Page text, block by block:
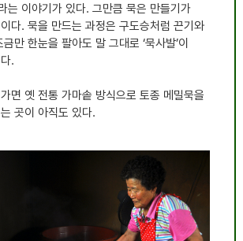
는 이야기가 있다.그만큼 묵은 만들기가
다.묵을 만드는 과정은 구도승처럼 끈기와
금만 한눈을 팔아도 말 그대로‘묵사발’이
.
면 옛 전통 가마솥 방식으로 토종 메밀묵을
곳이 아직도 있다.